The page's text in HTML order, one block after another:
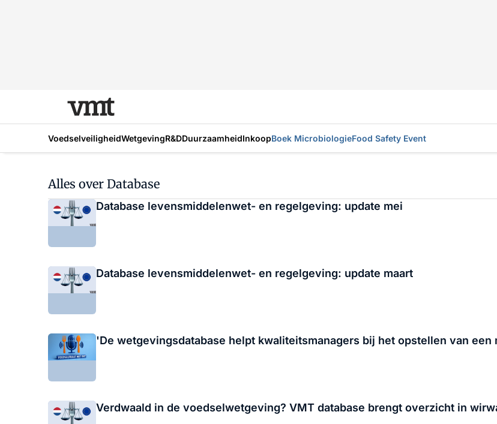
VoedselveiligheidWetgevingR&DDuurzaamheidInkoopBoek MicrobiologieFood Safety Event
Alles over Database
Database levensmiddelenwet- en regelgeving: update mei
Database levensmiddelenwet- en regelgeving: update maart
'De wetgevingsdatabase helpt kwaliteitsmanagers bij het opstellen van een
Verdwaald in de voedselwetgeving? VMT database brengt overzicht in